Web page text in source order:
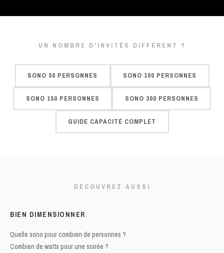
UN NOMBRE D'INVITÉS DIFFÉRENT ?
SONO 50 PERSONNES SONO 100 PERSONNES
SONO 150 PERSONNES SONO 300 PERSONNES
GUIDE CAPACITÉ COMPLET
DÉCOUVREZ AUSSI
BIEN DIMENSIONNER
Quelle sono pour combien de personnes ?
Combien de watts pour une soirée ?